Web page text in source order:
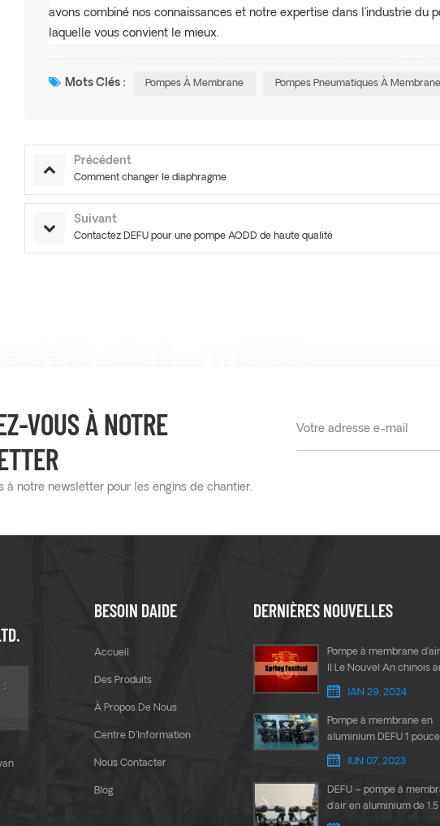
avons combiné nos connaissances et notre expertise dans l'industrie du
laquelle vous convient le mieux.
Mots Clés : Pompes À Membrane Pompes Pneumatiques À Membrane
Précédent
Comment changer le diaphragme
Suivant
Contactez DEFU pour une pompe AODD de haute qualité
VOUS À NOTRE
à notre newsletter pour les engins de chantier.
:
BESOIN DAIDE
Accueil
Des Produits
À Propos De Nous
Centre D'Information
Nous Contacter
Blog
DERNIÈRES NOUVELLES
Pompe à membrane
ll Le Nouvel An chinois
JAN 29, 2024
Pompe à membrane en
aluminium DEFU 1
le transfert de colle
JUN 07, 2023
DEFU – pompe à
d'air en aluminium de 1.5
pouces, exportation vers